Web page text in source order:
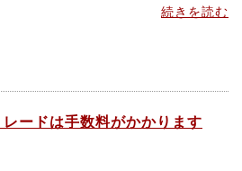
続きを読む
ードは手数料がかかります